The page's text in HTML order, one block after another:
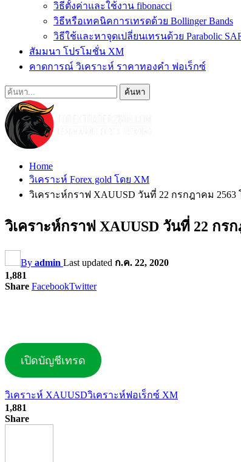
วิธีตั้งค่าและใช้งาน fibonacci
วิธีหรือเทคนิคการเทรดด้วย Bollinger Bands
วิธีใช้และหาจุดเปลี่ยนเทรนด้วย Parabolic
สัมมนา โปรโมชั่น XM
คาดการณ์ วิเคราะห์ ราคาทองคำ ฟอเร็กซ์
Home
วิเคราะห์ Forex gold โดย XM
วิเคราะห์กราฟ XAUUSD วันที่ 22 กรกฎาคม 2563
วิเคราะห์กราฟ XAUUSD วันที่ 22 กร
By admin Last updated ก.ค. 22, 2020
1,881
Share FacebookTwitter
เปิดบัญชีเทรด
วิเคราะห์ XAUUSDวิเคราะห์ฟอเร็กซ์ XM
1,881
Share